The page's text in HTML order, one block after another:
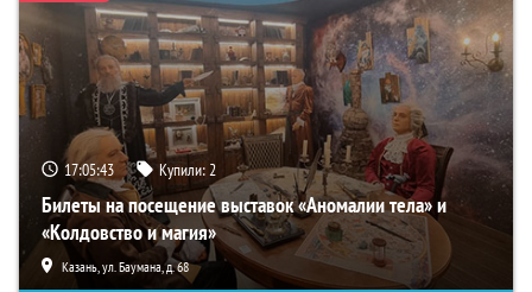
17:05:42 Купили:2
Билеты на посещение выставок «Аномалии тела» и
«Колдовство и магия»
Казань, ул. Баумана, д. 68